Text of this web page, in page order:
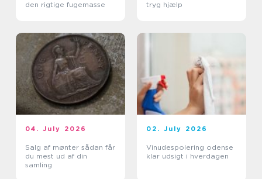
den rigtige fugemasse
tryg hjælp
04. July 2026
Salg af mønter sådan får
du mest ud af din
samling
02. July 2026
Vinudespolering odense
klar udsigt i hverdagen